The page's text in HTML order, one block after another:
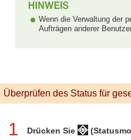
Wenn die Verwaltung der
Aufträgen anderer
Überprüfen des Status für
1 Drücken Sie